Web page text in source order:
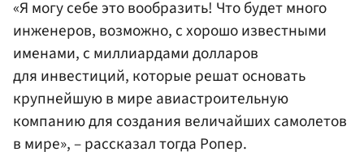
«Я могу себе это вообразить! Что будет много
инженеров, возможно, с хорошо известными
именами, с миллиардами долларов
для инвестиций, которые решат основать
крупнейшую в мире авиастроительную
компанию для создания величайших самолетов
в мире», – рассказал тогда Ропер.